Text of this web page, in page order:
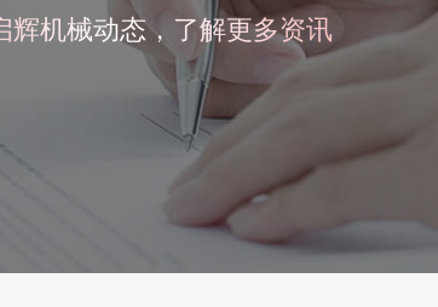
辉机械动态，了解更多资讯